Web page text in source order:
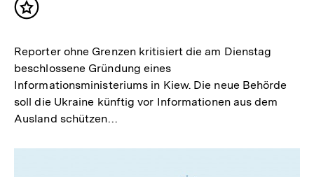
Inhalt
Reporter ohne Grenzen kritisiert die am Dienstag
beschlossene Gründung eines
Informationsministeriums in Kiew. Die neue Behörde
soll die Ukraine künftig vor Informationen aus dem
Ausland schützen…